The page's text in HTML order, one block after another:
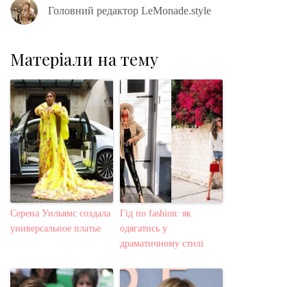
Головний редактор LeMonade.style
Матеріали на тему
Серена Уильямс создала
универсальное платье
Гід по fashion: як
одягатись у
драматичному стилі